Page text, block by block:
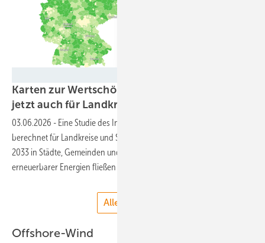
Karten zur Wertschöpfung durch Erneuerbare
jetzt auch für Landkreise
03.06.2026 - Eine Studie des Instituts für Ökologische Wirtschaft
berechnet für Landkreise und Städte in Deutschland, wie viel Geld ab
2033 in Städte, Gemeinden und Landkreise durch den Ausbau
erneuerbarer Energien fließen
Alle anzeigen
Offshore-Wind